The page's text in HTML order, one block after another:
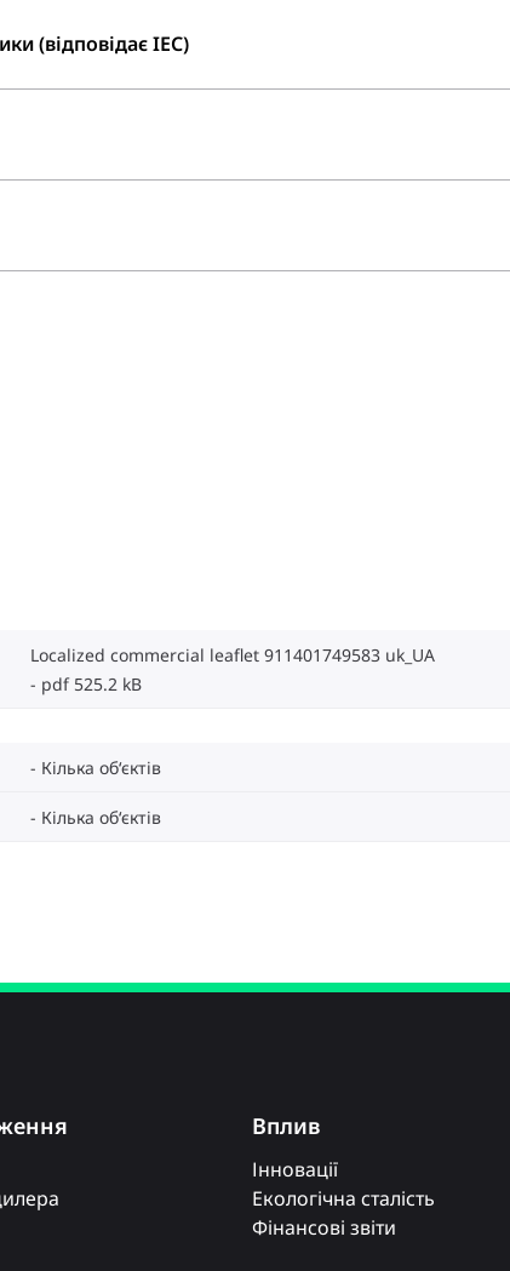
(відповідає IEC)
Localized commercial leaflet 911401749583 uk_UA
pdf 525.2 kB
Кілька об‘єктів
Кілька об‘єктів
Вплив
Інновації
Екологічна сталість
Фінансові звіти